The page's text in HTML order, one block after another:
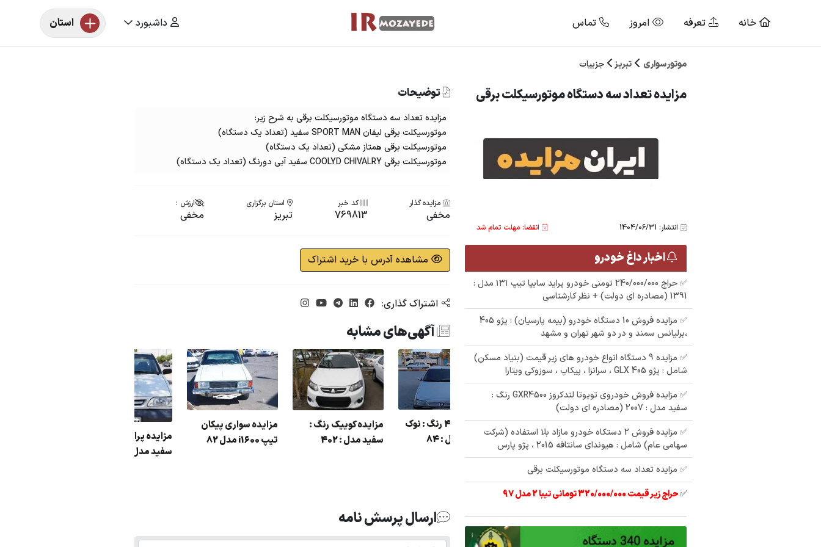
خانه تعرفه امروز تماس داشبورد استان
موتور سواری تبریز جزییات
مزایده تعداد سه دستگاه موتورسیکلت برقی
انتشار: 1404/06/31 انقضا: مهلت تمام شد
اخبار داغ خودرو
✅ حراج 240/000/000 تومنی خودرو پراید سایپا تیپ ۱۳۱ مدل :
1391 (مصادره ای دولت) + نظر کارشناسی
✅ مزایده فروش 10 دستگاه خودرو (بیمه پارسیان) : پژو 405
،برلیانس سمند و در دو شهر تهران و مشهد
✅ مزایده 9 دستگاه انواع خودرو های زیر قیمت (بنیاد مسکن)
شامل : پژو 405 GLX ، سرانزا ، پیکاپ ، سوزوکی ویتارا
✅ مزایده فروش خودروی تویوتا لندکروز GXR4500 رنگ :
سفید مدل : 2007 (مصادره ای دولت)
✅ مزایده فروش 2 دستکاه خودرو مازاد بلا استفاده (شرکت
سهامی عام) شامل : هیوندای سانتافه 2015 ، پژو پارس
✅ مزایده تعداد سه دستگاه موتورسیکلت برقی
✅حراج زیر قیمت 320/000/000 تومانی تیبا 2 مدل 97
توضیحات
مزایده تعداد سه دستگاه موتورسیکلت برقی به شرح زیر:
موتورسیکلت برقی ليفان SPORT MAN سفید (تعداد یک دستگاه)
موتورسیکلت برقی همتاز مشکی (تعداد یک دستگاه)
موتورسیکلت برقی COOLYD CHIVALRY سفید آبی دورنگ (تعداد یک دستگاه)
مزایده گذار
مخفی
کد خبر
769813
استان برگزاری
تبریز
ارزش :
مخفی
مشاهده آدرس با خرید اشتراک
اشتراک گذاری:
آگهی‌های مشابه
مزایده سواری پیکان
تیپ i1600 مدل 82
مزایده کوییک رنگ :
سفید مدل : 402
مزایده 405 رنگ : نوک
مدادی مدل : 84
مزایده 206 رنگ : سفید
مدل : 95
مزایده خودرو یک
دستگاه رانا پانا مدل :
402
مزایده پراید رنگ :
سفید مدل : 92
ارسال پرسش نامه